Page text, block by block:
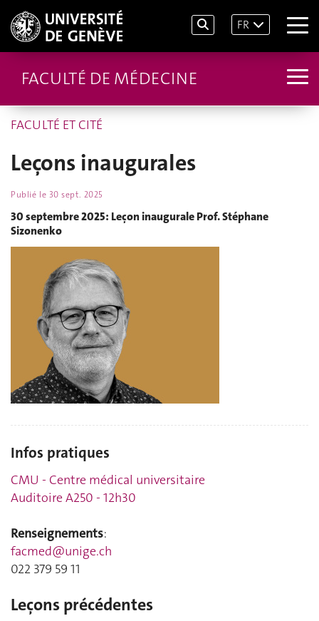
FR
FACULTÉ DE MÉDECINE
FACULTÉ ET CITÉ
Leçons inaugurales
Publié le 30 sept. 2025
30 septembre 2025: Leçon inaugurale Prof. Stéphane
Sizonenko
Infos pratiques
CMU - Centre médical universitaire
Auditoire A250 - 12h30
Renseignements:
facmed@unige.ch
022 379 59 11
Leçons précédentes